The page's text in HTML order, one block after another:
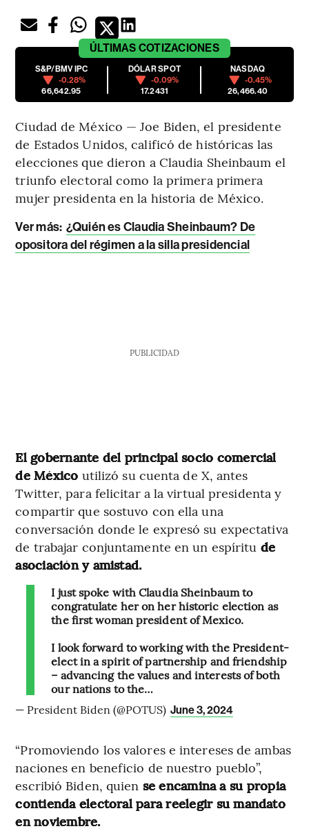
ÚLTIMAS COTIZACIONES
S&P/BMV IPC
-0.28%
66,642.95
DÓLAR SPOT
-0.09%
17.2431
NASDAQ
-0.45%
26,466.40
Ciudad de México — Joe Biden, el presidente
de Estados Unidos, calificó de históricas las
elecciones que dieron a Claudia Sheinbaum el
triunfo electoral como la primera primera
mujer presidenta en la historia de México.
Ver más: ¿Quién es Claudia Sheinbaum? De
opositora del régimen a la silla presidencial
PUBLICIDAD
El gobernante del principal socio comercial
de México utilizó su cuenta de X, antes
Twitter, para felicitar a la virtual presidenta y
compartir que sostuvo con ella una
conversación donde le expresó su expectativa
de trabajar conjuntamente en un espíritu de
asociación y amistad.
I just spoke with Claudia Sheinbaum to
congratulate her on her historic election as
the first woman president of Mexico.
I look forward to working with the President-
elect in a spirit of partnership and friendship
– advancing the values and interests of both
our nations to the…
— President Biden (@POTUS) June 3, 2024
“Promoviendo los valores e intereses de ambas
naciones en beneficio de nuestro pueblo”,
escribió Biden, quien se encamina a su propia
contienda electoral para reelegir su mandato
en noviembre.